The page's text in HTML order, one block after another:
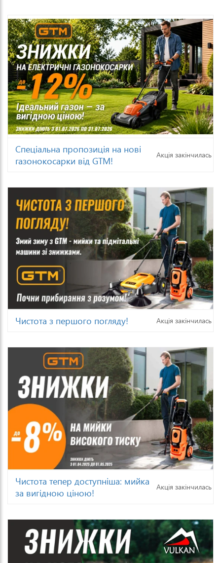
Спеціальна пропозиція на нові
газонокосарки від GTM!
Акція закінчилась
Чистота з першого погляду! Акція закінчилась
Чистота тепер доступніша: мийка
за вигідною ціною!
Акція закінчилась